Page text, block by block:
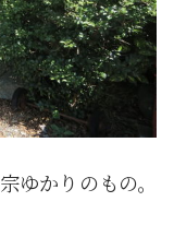
ゆかりのもの。